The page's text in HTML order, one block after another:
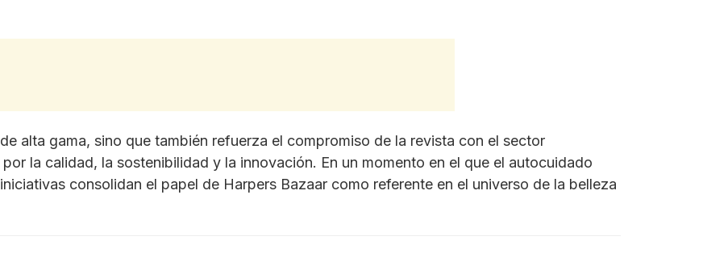
alta gama, sino que también refuerza el compromiso de la revista con el sector
la calidad, la sostenibilidad y la innovación. En un momento en el que el autocuidado
consolidan el papel de Harpers Bazaar como referente en el universo de la belleza